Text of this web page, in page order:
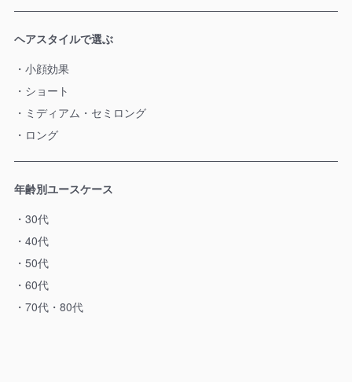
ヘアスタイルで選ぶ
小顔効果
ショート
ミディアム・セミロング
ロング
年齢別ユースケース
30代
40代
50代
60代
70代・80代